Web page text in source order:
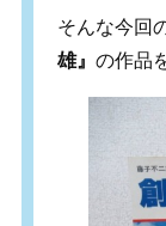
そんな今回
雄』 の作品